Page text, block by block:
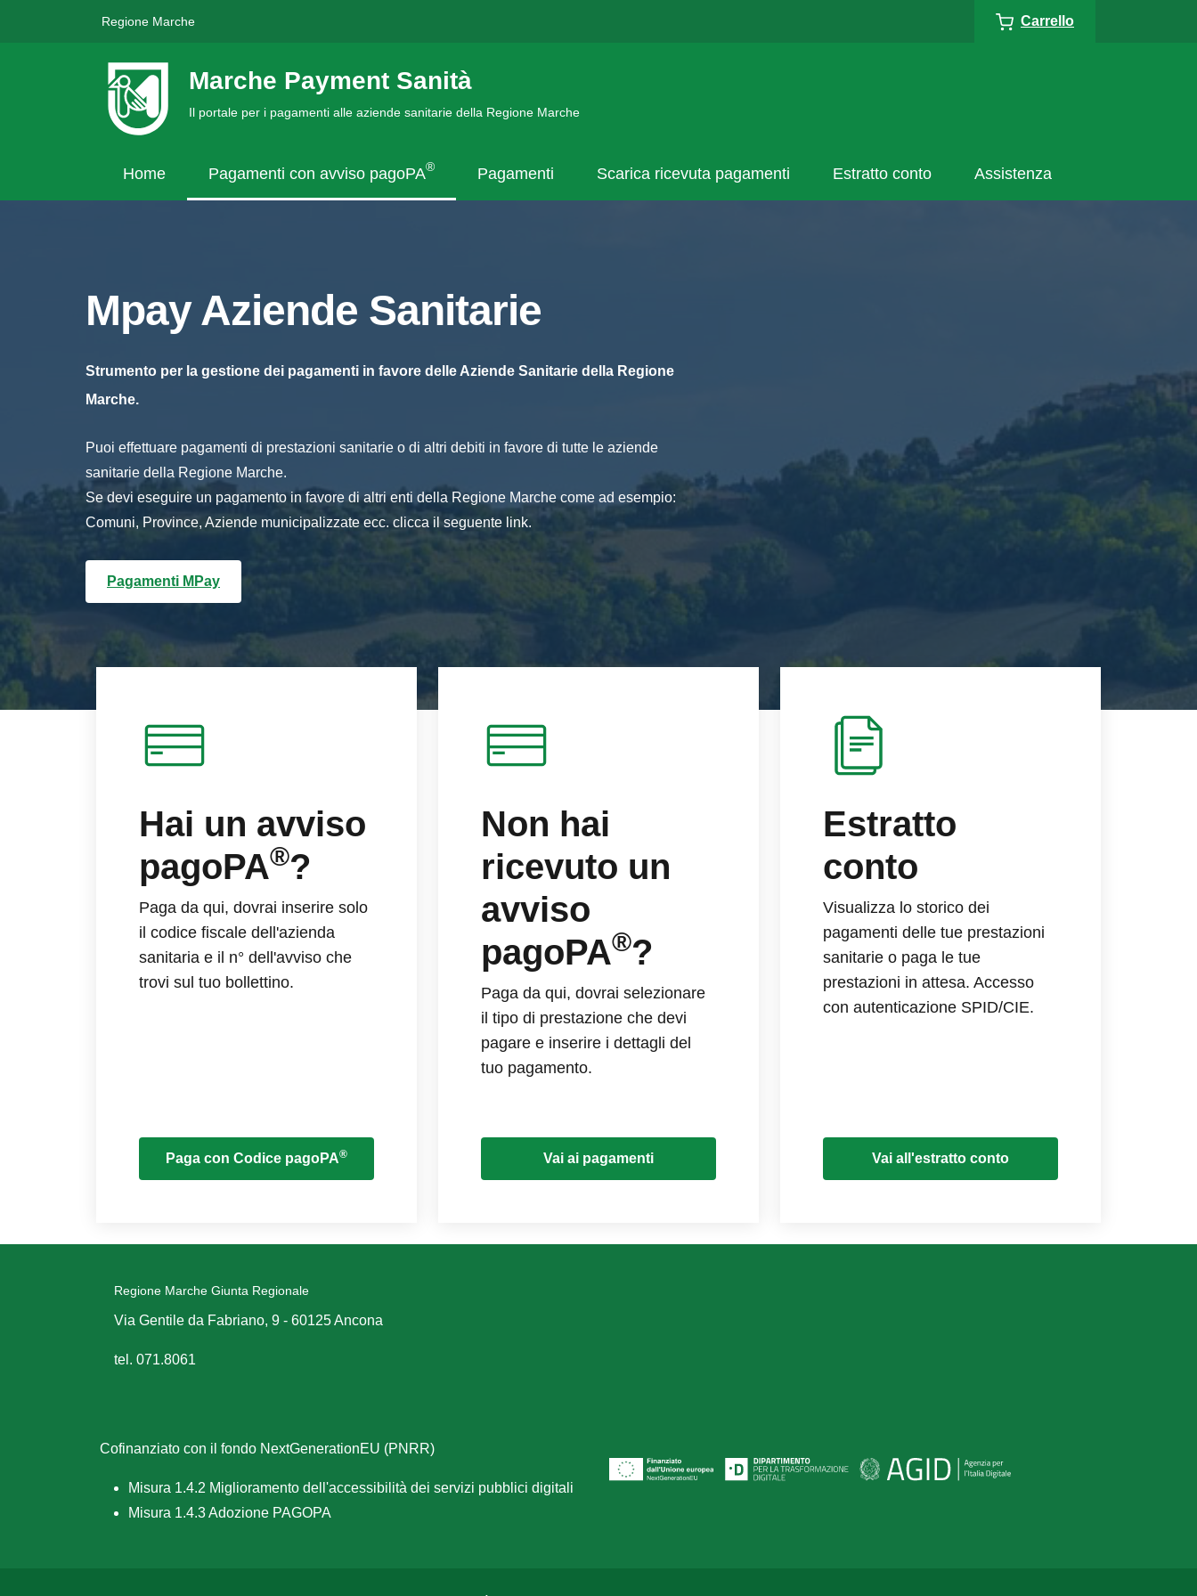
Regione Marche Carrello
Marche Payment Sanità
Il portale per i pagamenti alle aziende sanitarie della Regione Marche
Home Pagamenti con avviso pagoPA® Pagamenti Scarica ricevuta pagamenti Estratto conto Assistenza
Mpay Aziende Sanitarie
Strumento per la gestione dei pagamenti in favore delle Aziende Sanitarie della Regione
Marche.
Puoi effettuare pagamenti di prestazioni sanitarie o di altri debiti in favore di tutte le aziende
sanitarie della Regione Marche.
Se devi eseguire un pagamento in favore di altri enti della Regione Marche come ad esempio:
Comuni, Province, Aziende municipalizzate ecc. clicca il seguente link.
Pagamenti MPay
Hai un avviso
pagoPA®?
Paga da qui, dovrai inserire solo
il codice fiscale dell'azienda
sanitaria e il n° dell'avviso che
trovi sul tuo bollettino.
Paga con Codice pagoPA®
Non hai
ricevuto un
avviso
pagoPA®?
Paga da qui, dovrai selezionare
il tipo di prestazione che devi
pagare e inserire i dettagli del
tuo pagamento.
Vai ai pagamenti
Estratto
conto
Visualizza lo storico dei
pagamenti delle tue prestazioni
sanitarie o paga le tue
prestazioni in attesa. Accesso
con autenticazione SPID/CIE.
Vai all'estratto conto
Regione Marche Giunta Regionale
Via Gentile da Fabriano, 9 - 60125 Ancona
tel. 071.8061
Cofinanziato con il fondo NextGenerationEU (PNRR)
Misura 1.4.2 Miglioramento dell'accessibilità dei servizi pubblici digitali
Misura 1.4.3 Adozione PAGOPA